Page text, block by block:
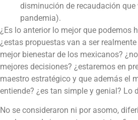
disminución de recaudación que
pandemia).
¿Es lo anterior lo mejor que podemos
¿estas propuestas van a ser
mejor bienestar de los mexicanos?
mejores decisiones? ¿estaremos en
maestro estratégico y que además el
entiende? ¿es tan simple y genial? Lo
No se consideraron ni por asomo,